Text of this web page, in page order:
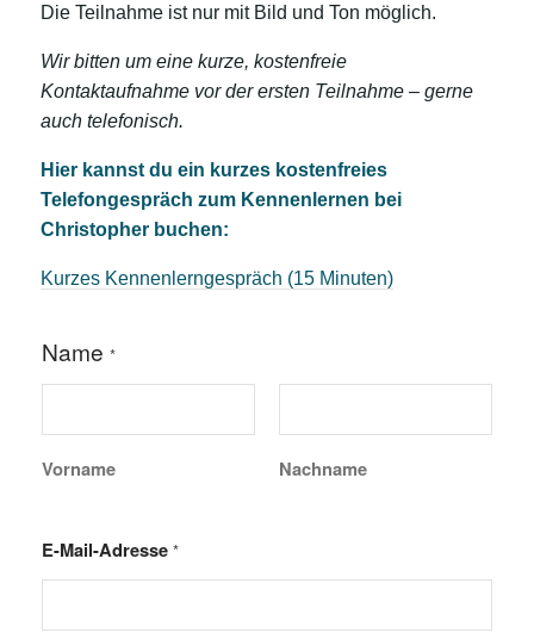
Die Teilnahme ist nur mit Bild und Ton möglich.
Wir bitten um eine kurze, kostenfreie
Kontaktaufnahme vor der ersten Teilnahme – gerne
auch telefonisch.
Hier kannst du ein kurzes kostenfreies
Telefongespräch zum Kennenlernen bei
Christopher buchen:
Kurzes Kennenlerngespräch (15 Minuten)
Name *
Vorname Nachname
E-Mail-Adresse *